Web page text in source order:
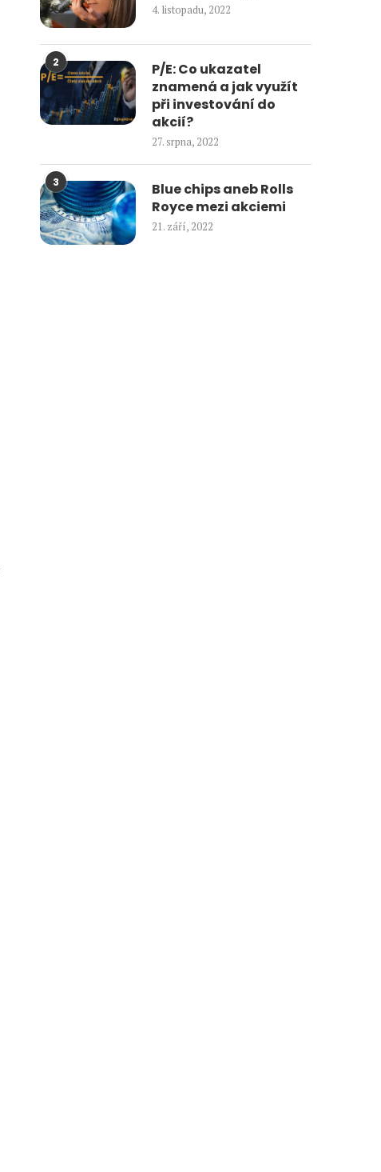
4. listopadu, 2022
2
P/E: Co ukazatel
znamená a jak využít
při investování do
akcií?
27. srpna, 2022
3
Blue chips aneb Rolls
Royce mezi akciemi
21. září, 2022